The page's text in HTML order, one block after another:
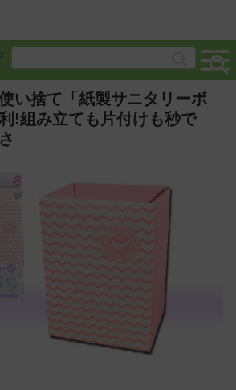
い捨て「紙製サニタリーボ
!組み立ても片付けも秒で